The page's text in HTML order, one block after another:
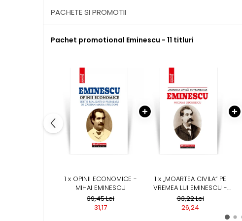
PACHETE SI PROMOTII
Pachet promotional Eminescu - 11 titluri
1 x OPINII ECONOMICE -
MIHAI EMINESCU
39,45 Lei
31,17
1 x „MOARTEA CIVILA” PE
VREMEA LUI EMINESCU -
NICOLAE GEORGESCU
33,22 Lei
26,24